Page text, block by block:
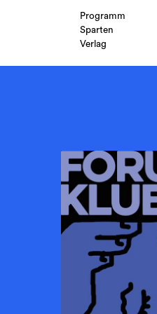
Programm
Sparten
Verlag